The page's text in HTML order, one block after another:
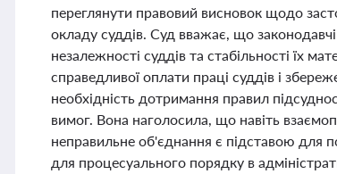
переглянути правовий висновок щодо
окладу суддів. Суд вважає, що
незалежності суддів та стабільності їх
справедливої оплати праці суддів і
необхідність дотримання правил
вимог. Вона наголосила, що навіть
неправильне об'єднання є підставою для
для процесуального порядку в